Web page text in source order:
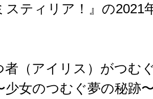
スティリア！』の
者（アイリス）がつむ
少女のつむぐ夢の秘跡